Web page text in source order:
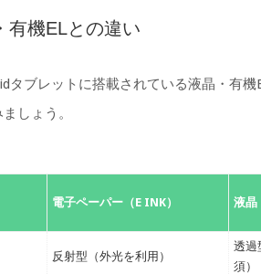
有機ELとの違い
タブレットに搭載されている液晶・有
しょう。
電子ペーパー（E INK） 液晶
反射型（外光を利用）
透過
須）